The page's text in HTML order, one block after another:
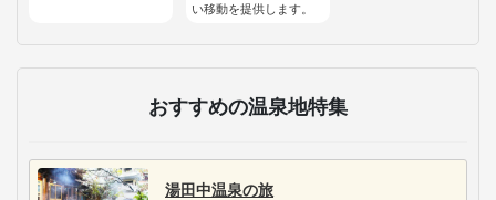
い移動を提供します。
おすすめの温泉地特集
湯田中温泉の旅